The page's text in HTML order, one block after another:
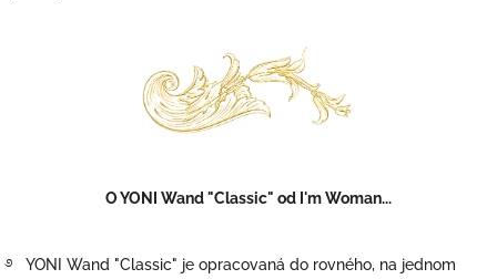
O YONI Wand "Classic" od I'm Woman...
࿔ YONI Wand "Classic" je opracovaná do rovného, na jednom